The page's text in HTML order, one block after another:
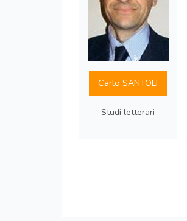
Carlo SANTOLI
Studi letterari